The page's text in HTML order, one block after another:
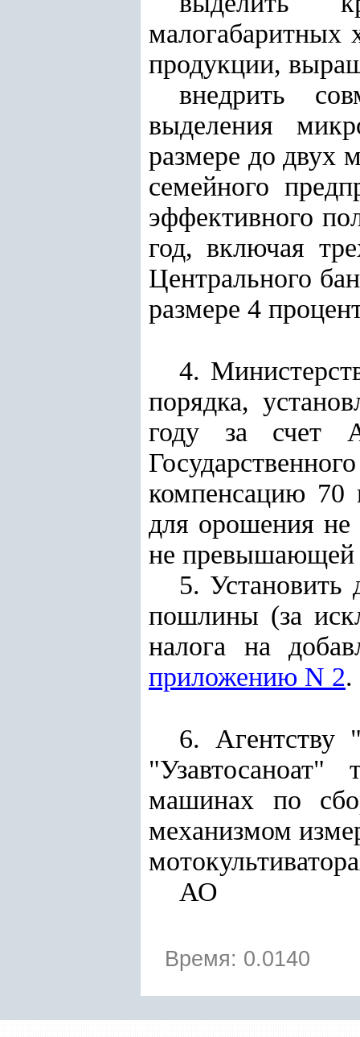
малогабаритных
продукции,
внедрить
выделения
размере до двух
семейного
эффективного
год, включая
Центрального
размере 4
4.
порядка,
году за счет
компенсацию 70
для орошения не
не превышающей
5. Установить
пошлины (за
налога на
приложению N 2.
6. Агентству
машинах по
механизмом
АО
Время: 0.0140